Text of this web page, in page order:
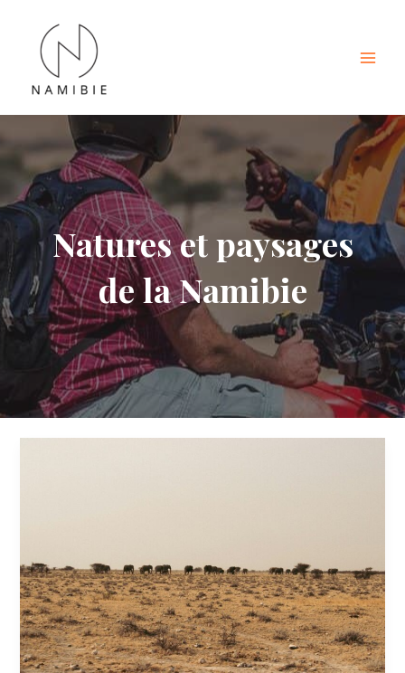
contenu
Natures et paysages
de la Namibie